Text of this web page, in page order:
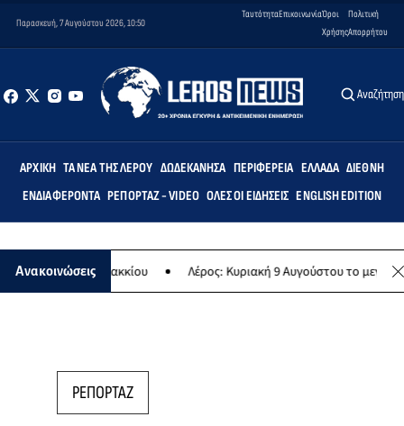
Παρασκευή, 7 Αυγούστου 2026, 10:50
ΤαυτότηταΕπικοινωνίαΌροι
Χρήσης
Πολιτική
Απορρήτου
Αναζήτηση
ΑΡΧΙΚΉ ΤΑ ΝΈΑ ΤΗΣ ΛΈΡΟΥ ΔΩΔΕΚΆΝΗΣΑ ΠΕΡΙΦΈΡΕΙΑ ΕΛΛΆΔΑ ΔΙΕΘΝΉ
ΕΝΔΙΑΦΈΡΟΝΤΑ ΡΕΠΟΡΤΆΖ - VIDEO ΌΛΕΣ ΟΙ ΕΙΔΉΣΕΙΣ ENGLISH EDITION
Ανακοινώσεις
Λακκίου Λέρος: Κυριακή 9 Αυγούστου το μεγαλύτερο
ΡΕΠΟΡΤΑΖ